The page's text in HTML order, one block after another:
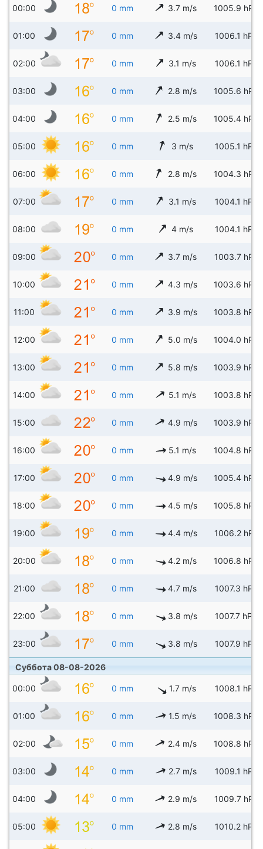
00:00 0 mm 3.7 m/s 1005.9 hPa
01:00 0 mm 3.4 m/s 1006.1 hPa
02:00 0 mm 3.1 m/s 1006.1 hPa
03:00 0 mm 2.8 m/s 1005.6 hPa
04:00 0 mm 2.5 m/s 1005.4 hPa
05:00 0 mm 3 m/s 1005.1 hPa
06:00 0 mm 2.8 m/s 1004.3 hPa
07:00 0 mm 3.1 m/s 1004.1 hPa
08:00 0 mm 4 m/s 1004.1 hPa
09:00 0 mm 3.7 m/s 1003.7 hPa
10:00 0 mm 4.3 m/s 1003.6 hPa
11:00 0 mm 3.9 m/s 1003.8 hPa
12:00 0 mm 5.0 m/s 1004.0 hPa
13:00 0 mm 5.8 m/s 1003.9 hPa
14:00 0 mm 5.1 m/s 1003.8 hPa
15:00 0 mm 4.9 m/s 1003.9 hPa
16:00 0 mm 5.1 m/s 1004.8 hPa
17:00 0 mm 4.9 m/s 1005.4 hPa
18:00 0 mm 4.5 m/s 1005.8 hPa
19:00 0 mm 4.4 m/s 1006.2 hPa
20:00 0 mm 4.2 m/s 1006.8 hPa
21:00 0 mm 4.7 m/s 1007.3 hPa
22:00 0 mm 3.8 m/s 1007.7 hPa
23:00 0 mm 3.8 m/s 1007.9 hPa
Суббота 08-08-2026
00:00 0 mm 1.7 m/s 1008.1 hPa
01:00 0 mm 1.5 m/s 1008.3 hPa
02:00 0 mm 2.4 m/s 1008.8 hPa
03:00 0 mm 2.7 m/s 1009.1 hPa
04:00 0 mm 2.9 m/s 1009.7 hPa
05:00 0 mm 2.8 m/s 1010.2 hPa